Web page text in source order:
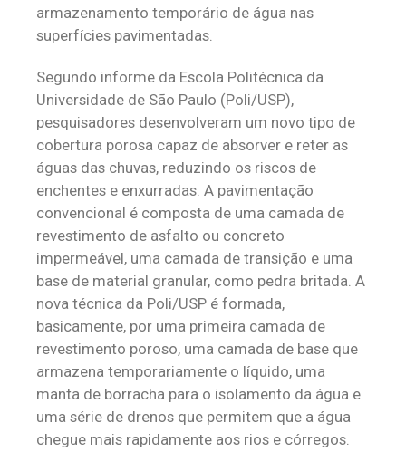
armazenamento temporário de água nas
superfícies pavimentadas.
Segundo informe da Escola Politécnica da
Universidade de São Paulo (Poli/USP),
pesquisadores desenvolveram um novo tipo de
cobertura porosa capaz de absorver e reter as
águas das chuvas, reduzindo os riscos de
enchentes e enxurradas. A pavimentação
convencional é composta de uma camada de
revestimento de asfalto ou concreto
impermeável, uma camada de transição e uma
base de material granular, como pedra britada. A
nova técnica da Poli/USP é formada,
basicamente, por uma primeira camada de
revestimento poroso, uma camada de base que
armazena temporariamente o líquido, uma
manta de borracha para o isolamento da água e
uma série de drenos que permitem que a água
chegue mais rapidamente aos rios e córregos.